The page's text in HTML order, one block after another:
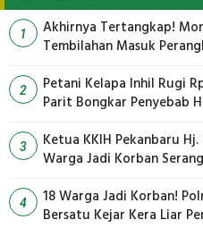
1
Akhirnya Tertangkap!
Tembilahan Masuk
2
Petani Kelapa Inhil Rugi
Parit Bongkar Penyebab
3
Ketua KKIH Pekanbaru
4
18 Warga Jadi Korban!
Bersatu Kejar Kera Liar